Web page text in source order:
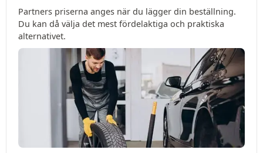
Partners priserna anges när du lägger din beställning.
Du kan då välja det mest fördelaktiga och praktiska
alternativet.